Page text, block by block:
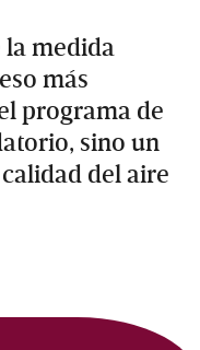
la medida
más
programa de
sino un
del aire